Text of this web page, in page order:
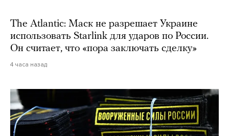
The Atlantic: Маск не разрешает Украине
использовать Starlink для ударов по России.
Он считает, что «пора заключать сделку»
4 часа назад